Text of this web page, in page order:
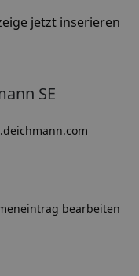
jetzt inserieren
SE
bearbeiten